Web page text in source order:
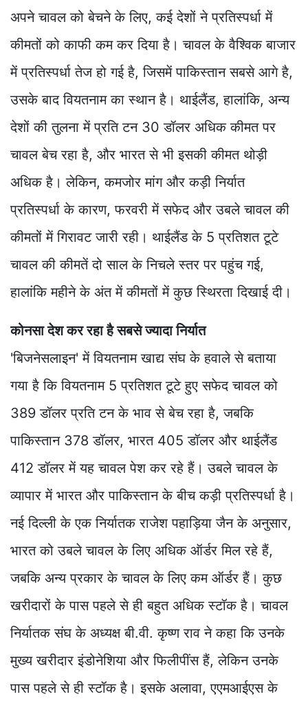
अपने चावल को बेचने के लिए, कई देशों ने प्रतिस्पर्धा में
कीमतों को काफी कम कर दिया है। चावल के वैश्विक बाजार
में प्रतिस्पर्धा तेज हो गई है, जिसमें पाकिस्तान सबसे आगे है,
उसके बाद वियतनाम का स्थान है। थाईलैंड, हालांकि, अन्य
देशों की तुलना में प्रति टन 30 डॉलर अधिक कीमत पर
चावल बेच रहा है, और भारत से भी इसकी कीमत थोड़ी
अधिक है। लेकिन, कमजोर मांग और कड़ी निर्यात
प्रतिस्पर्धा के कारण, फरवरी में सफेद और उबले चावल की
कीमतों में गिरावट जारी रही। थाईलैंड के 5 प्रतिशत टूटे
चावल की कीमतें दो साल के निचले स्तर पर पहुंच गई,
हालांकि महीने के अंत में कीमतों में कुछ स्थिरता दिखाई दी।
कोनसा देश कर रहा है सबसे ज्यादा निर्यात
'बिजनेसलाइन' में वियतनाम खाद्य संघ के हवाले से बताया
गया है कि वियतनाम 5 प्रतिशत टूटे हुए सफेद चावल को
389 डॉलर प्रति टन के भाव से बेच रहा है, जबकि
पाकिस्तान 378 डॉलर, भारत 405 डॉलर और थाईलैंड
412 डॉलर में यह चावल पेश कर रहे हैं। उबले चावल के
व्यापार में भारत और पाकिस्तान के बीच कड़ी प्रतिस्पर्धा है।
नई दिल्ली के एक निर्यातक राजेश पहाड़िया जैन के अनुसार,
भारत को उबले चावल के लिए अधिक ऑर्डर मिल रहे हैं,
जबकि अन्य प्रकार के चावल के लिए कम ऑर्डर हैं। कुछ
खरीदारों के पास पहले से ही बहुत अधिक स्टॉक है। चावल
निर्यातक संघ के अध्यक्ष बी.वी. कृष्ण राव ने कहा कि उनके
मुख्य खरीदार इंडोनेशिया और फिलीपींस हैं, लेकिन उनके
पास पहले से ही स्टॉक है। इसके अलावा, एएमआईएस के